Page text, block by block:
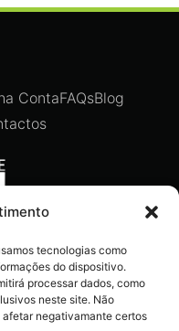
tecnologias como
do dispositivo.
processar dados, como
neste site. Não
negativamante certos
e-mail.
ContaFAQsBlog